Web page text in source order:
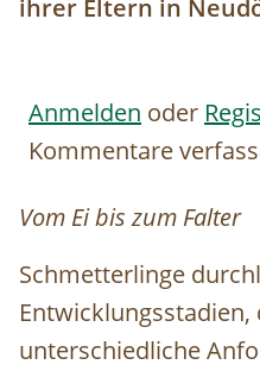
ihrer Eltern in
Anmelden oder
Kommentare
Vom Ei bis zum Falter
Schmetterlinge
Entwicklungsstadien,
unterschiedliche